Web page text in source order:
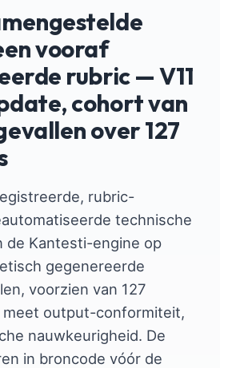
vooraf
rubric — V11
cohort van
over 127
rubric-
technische
de Kantesti-engine op
gegenereerde
voorzien van 127
meet output-conformiteit,
nauwkeurigheid. De
in broncode vóór de